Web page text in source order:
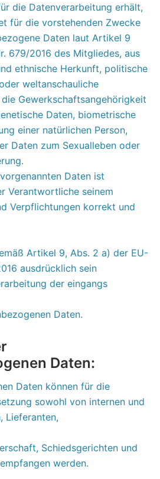
die Datenverarbeitung erhält,
für die vorstehenden Zwecke
Daten laut Artikel 9
679/2016 des Mitgliedes, aus
ethnische Herkunft, politische
weltanschauliche
Gewerkschaftsangehörigkeit
Daten, biometrische
einer natürlichen Person,
Daten zum Sexualleben oder
Daten ist
Verantwortliche seinem
Verpflichtungen korrekt und
Artikel 9, Abs. 2 a) der EU-
ausdrücklich sein
der eingangs
Daten.
Daten:
Daten können für die
sowohl von internen und
Lieferanten,
Schiedsgerichten und
werden.